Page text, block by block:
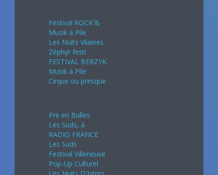
Festival ROCK'&
Musik à Pile
Les Nuits Vilaines
Zéphyr festi
FESTIVAL BERZYK
Musik à Pile
Cirque ou presque
Pre en Bulles
Les Suds, à
RADIO FRANCE
Les Suds
Festival Villeneuve
Pop-Up Culturel